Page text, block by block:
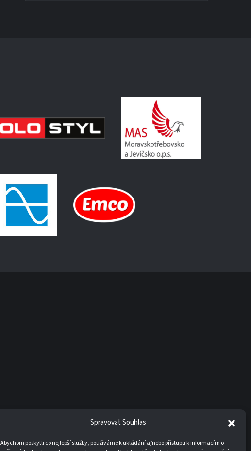
Spravovat Souhlas
Abychom poskytli co nejlepší služby, používáme k ukládání a/nebo přístupu k informacím o